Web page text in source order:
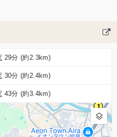
29分 (約2.3km)
30分 (約2.4km)
43分 (約3.4km)
1